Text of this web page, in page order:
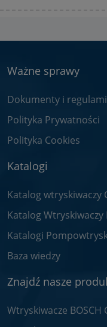
Ważne sprawy
Dokumenty i
Polityka Prywatności
Polityka Cookies
Katalogi
Katalog wtryskiwaczy
Katalog Wtryskiwaczy
Katalogi
Baza wiedzy
Znajdź nasze
Wtryskiwacze BOSCH